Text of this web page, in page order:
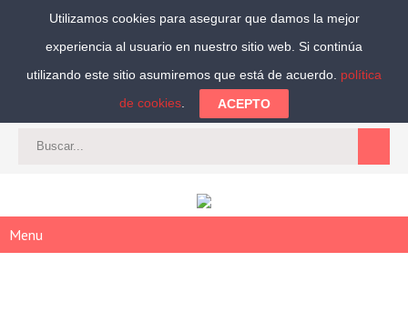
Síguenos:
CAT-ES| ACCEDER | REGISTRARSE
Menu
Utilizamos cookies para asegurar que damos la mejor
experiencia al usuario en nuestro sitio web. Si continúa
utilizando este sitio asumiremos que está de acuerdo. política
de cookies
ACEPTO